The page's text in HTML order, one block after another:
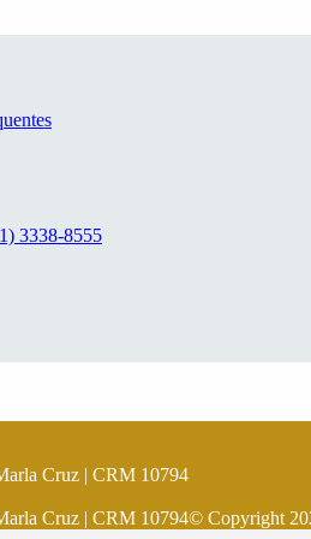
3338-8555
Cruz | CRM 10794
Cruz | CRM 10794© Copyright